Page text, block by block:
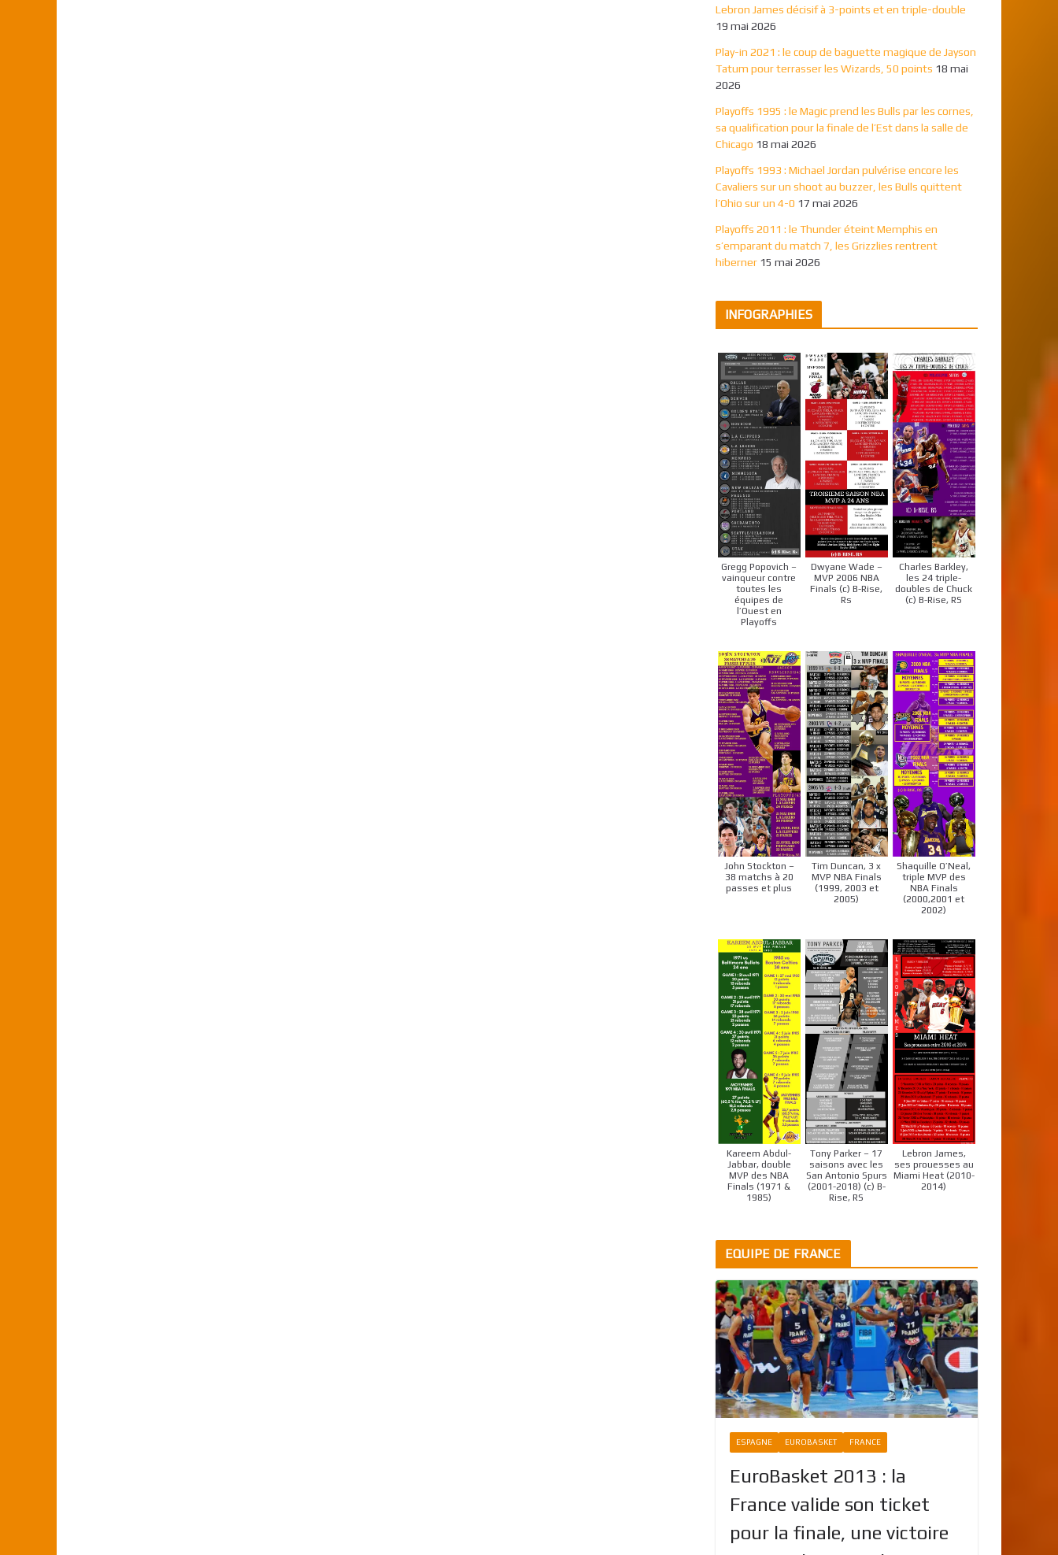
Lebron James décisif à 3-points et en triple-double
19 mai 2026
Play-in 2021 : le coup de baguette magique de Jayson
Tatum pour terrasser les Wizards, 50 points 18 mai
2026
Playoffs 1995 : le Magic prend les Bulls par les cornes,
sa qualification pour la finale de l’Est dans la salle de
Chicago 18 mai 2026
Playoffs 1993 : Michael Jordan pulvérise encore les
Cavaliers sur un shoot au buzzer, les Bulls quittent
l’Ohio sur un 4-0 17 mai 2026
Playoffs 2011 : le Thunder éteint Memphis en
s’emparant du match 7, les Grizzlies rentrent
hiberner 15 mai 2026
INFOGRAPHIES
Gregg Popovich –
vainqueur contre
toutes les
équipes de
l’Ouest en
Playoffs
Dwyane Wade –
MVP 2006 NBA
Finals (c) B-Rise,
Rs
Charles Barkley,
les 24 triple-
doubles de Chuck
(c) B-Rise, RS
John Stockton –
38 matchs à 20
passes et plus
Tim Duncan, 3 x
MVP NBA Finals
(1999, 2003 et
2005)
Shaquille O’Neal,
triple MVP des
NBA Finals
(2000,2001 et
2002)
Kareem Abdul-
Jabbar, double
MVP des NBA
Finals (1971 &
1985)
Tony Parker – 17
saisons avec les
San Antonio Spurs
(2001-2018) (c) B-
Rise, RS
Lebron James,
ses prouesses au
Miami Heat (2010-
2014)
EQUIPE DE FRANCE
ESPAGNE EUROBASKET FRANCE
EuroBasket 2013 : la
France valide son ticket
pour la finale, une victoire